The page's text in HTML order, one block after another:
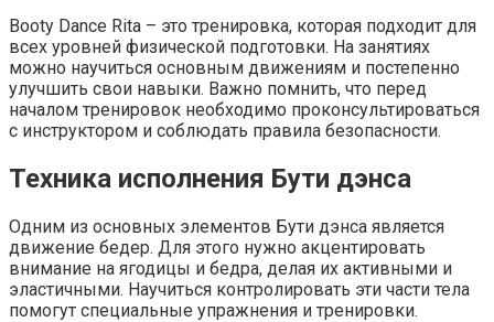
Booty Dance Rita – это тренировка, которая подходит для
всех уровней физической подготовки. На занятиях
можно научиться основным движениям и постепенно
улучшить свои навыки. Важно помнить, что перед
началом тренировок необходимо проконсультироваться
с инструктором и соблюдать правила безопасности.
Техника исполнения Бути дэнса
Одним из основных элементов Бути дэнса является
движение бедер. Для этого нужно акцентировать
внимание на ягодицы и бедра, делая их активными и
эластичными. Научиться контролировать эти части тела
помогут специальные упражнения и тренировки.